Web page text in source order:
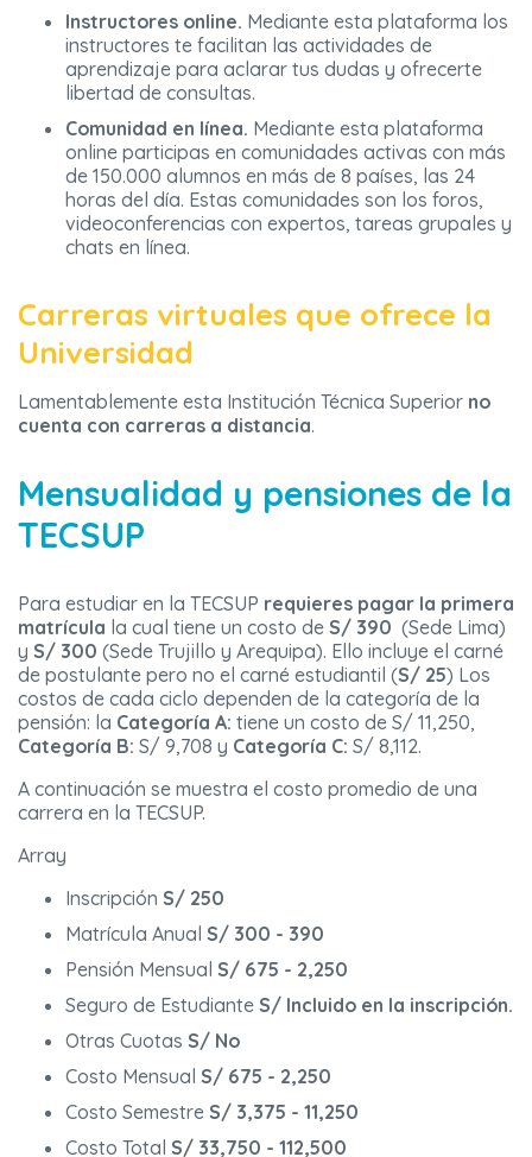
Instructores online. Mediante esta plataforma los
instructores te facilitan las actividades de
aprendizaje para aclarar tus dudas y ofrecerte
libertad de consultas.
Comunidad en línea. Mediante esta plataforma
online participas en comunidades activas con más
de 150.000 alumnos en más de 8 países, las 24
horas del día. Estas comunidades son los foros,
videoconferencias con expertos, tareas grupales y
chats en línea.
Carreras virtuales que ofrece la
Universidad
Lamentablemente esta Institución Técnica Superior no
cuenta con carreras a distancia.
Mensualidad y pensiones de la
TECSUP
Para estudiar en la TECSUP requieres pagar la primera
matrícula la cual tiene un costo de S/ 390 (Sede Lima)
y S/ 300 (Sede Trujillo y Arequipa). Ello incluye el carné
de postulante pero no el carné estudiantil (S/ 25) Los
costos de cada ciclo dependen de la categoría de la
pensión: la Categoría A: tiene un costo de S/ 11,250,
Categoría B: S/ 9,708 y Categoría C: S/ 8,112.
A continuación se muestra el costo promedio de una
carrera en la TECSUP.
Array
Inscripción S/ 250
Matrícula Anual S/ 300 - 390
Pensión Mensual S/ 675 - 2,250
Seguro de Estudiante S/ Incluido en la inscripción.
Otras Cuotas S/ No
Costo Mensual S/ 675 - 2,250
Costo Semestre S/ 3,375 - 11,250
Costo Total S/ 33,750 - 112,500